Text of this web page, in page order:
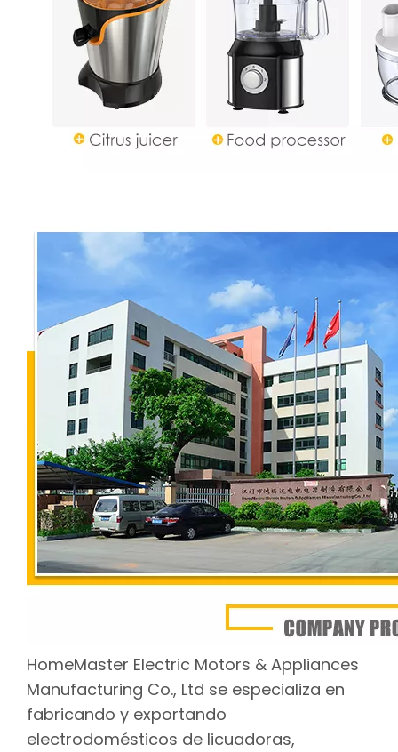
HomeMaster Electric Motors & Appliances
Manufacturing Co., Ltd se especializa en
fabricando y exportando
electrodomésticos de licuadoras,